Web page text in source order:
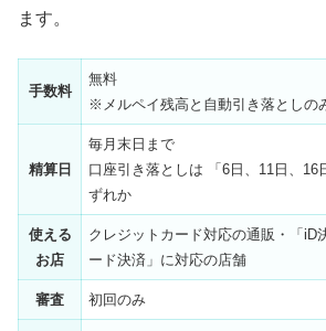
ます。
手数料
無料
※メルペイ残高と自動引き落としの
精算日
毎月末日まで
口座引き落としは 「6日、11日、16
ずれか
使える
お店
クレジットカード対応の通販・「iD
ード決済」に対応の店舗
審査 初回のみ